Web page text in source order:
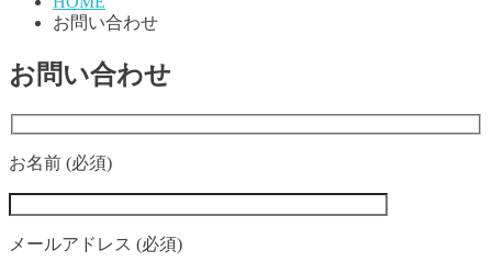
お問い合わせ
お問い合わせ
お名前 (必須)
メールアドレス (必須)